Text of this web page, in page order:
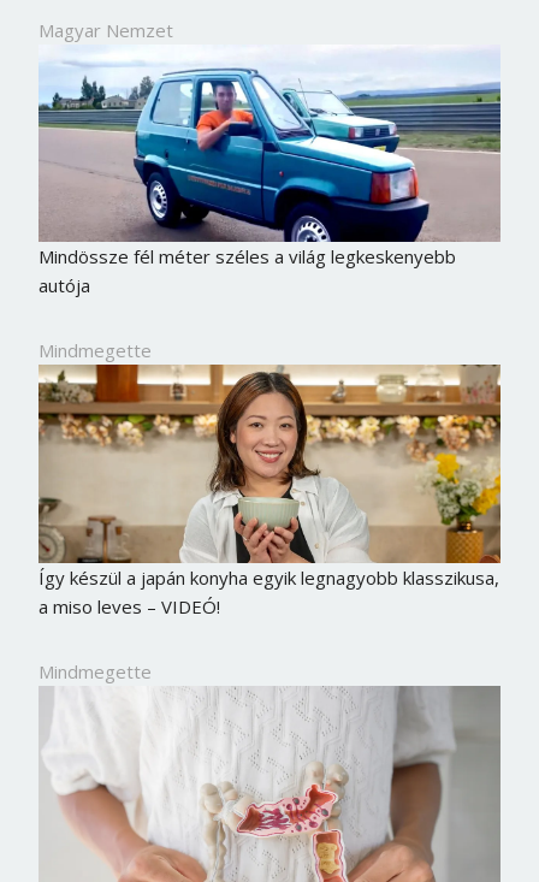
Magyar Nemzet
Mindössze fél méter széles a világ legkeskenyebb
autója
Mindmegette
Így készül a japán konyha egyik legnagyobb klasszikusa,
a miso leves – VIDEÓ!
Mindmegette